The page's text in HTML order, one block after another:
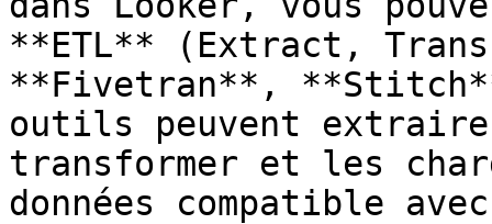
**ETL** (Extract,
**Fivetran**,
outils peuvent extraire
transformer et les
données compatible